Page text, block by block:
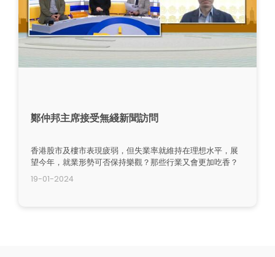
鄭仲邦主席接受無綫新聞訪問
香港股市及樓市表現疲弱，但失業率就維持在理想水平，展
望今年，就業形勢可否保持樂觀？那些行業又會更加吃香？
19-01-2024